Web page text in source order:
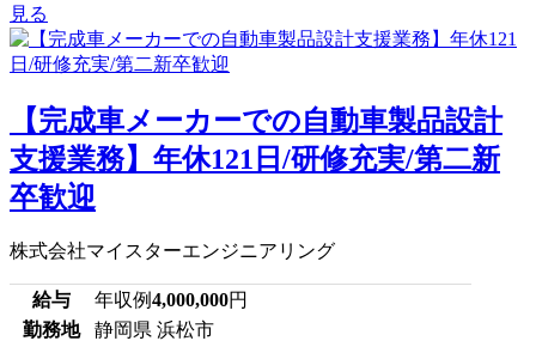
見る
【完成車メーカーでの自動車製品設計
支援業務】年休121日/研修充実/第二新
卒歓迎
株式会社マイスターエンジニアリング
給与 年収例4,000,000円
勤務地
静岡県 浜松市